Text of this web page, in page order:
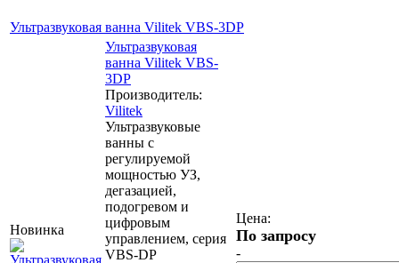
Ультразвуковая ванна Vilitek VBS-3DP
Новинка
Ультразвуковая
ванна Vilitek VBS-
3DP
Производитель:
Vilitek
Ультразвуковые
ванны c
регулируемой
мощностью УЗ,
дегазацией,
подогревом и
цифровым
управлением, серия
VBS-DP
Цена:
По запросу
-